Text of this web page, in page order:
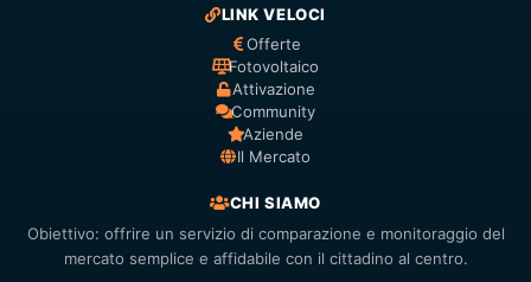
LINK VELOCI
Offerte
Fotovoltaico
Attivazione
Community
Aziende
Il Mercato
CHI SIAMO
Obiettivo: offrire un servizio di comparazione e monitoraggio del
mercato semplice e affidabile con il cittadino al centro.